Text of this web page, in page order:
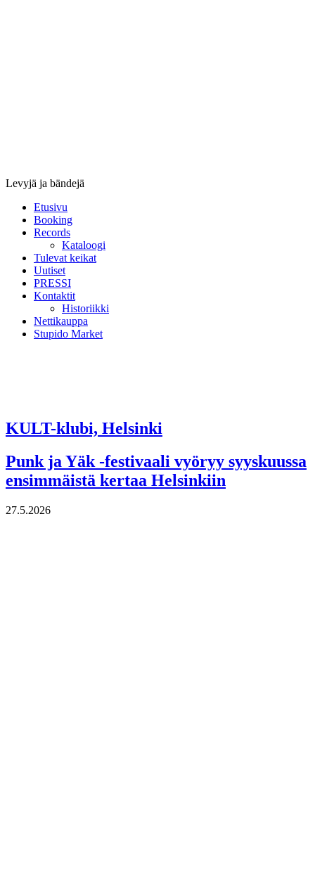
Levyjä ja bändejä
Etusivu
Booking
Records
Kataloogi
Tulevat keikat
Uutiset
PRESSI
Kontaktit
Historiikki
Nettikauppa
Stupido Market
KULT-klubi, Helsinki
Punk ja Yäk -festivaali vyöryy syyskuussa
ensimmäistä kertaa Helsinkiin
27.5.2026